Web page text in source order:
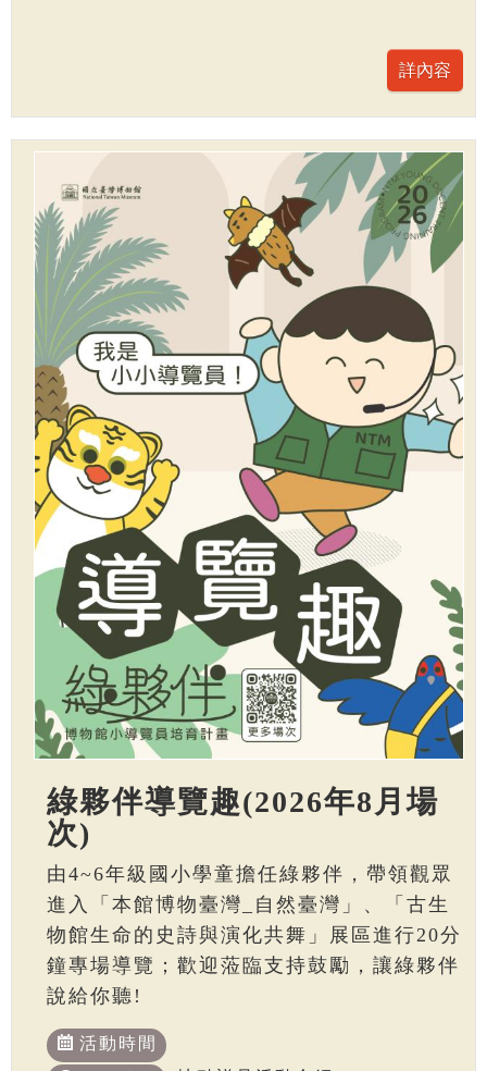
綠夥伴導覽趣(2026年8月場
次)
由4~6年級國小學童擔任綠夥伴，帶領觀眾
進入「本館博物臺灣_自然臺灣」、「古生
物館生命的史詩與演化共舞」展區進行20分
鐘專場導覽；歡迎蒞臨支持鼓勵，讓綠夥伴
說給你聽!
活動時間